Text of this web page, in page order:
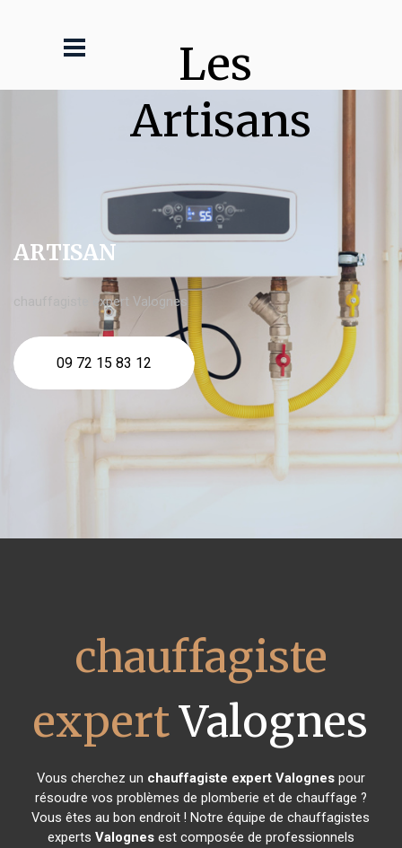
Les
Artisans
ARTISAN
chauffagiste expert Valognes
09 72 15 83 12
chauffagiste
expertValognes
Vous cherchez un chauffagiste expert Valognespour
résoudre vos problèmes de plomberie et de chauffage ?
Vous êtes au bon endroit ! Notre équipe de chauffagistes
experts Valognesest composée de professionnels